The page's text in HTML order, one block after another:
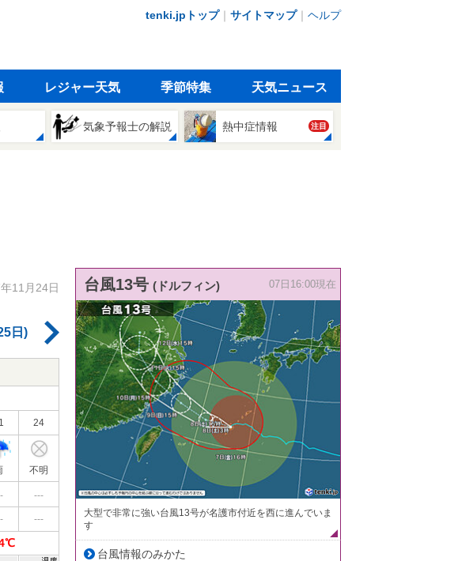
tenki.jpトップ｜ サイトマップ｜ ヘルプ
レジャー天気 季節特集 天気ニュース
気象予報士の解説 熱中症情報 注目
11月24日
日)
24
不明
---
---
台風13号 (ドルフィン) 07日16:00現在
大型で非常に強い台風13号が名護市付近を西に進んでいま
す
台風情報のみかた